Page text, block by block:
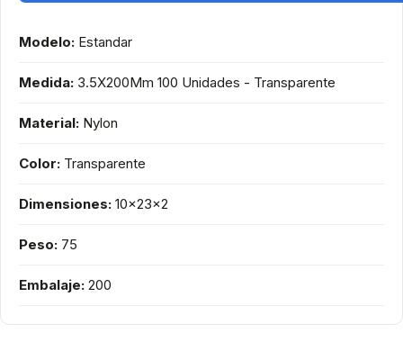
Modelo: Estandar
Medida: 3.5X200Mm 100 Unidades - Transparente
Material: Nylon
Color: Transparente
Dimensiones: 10x23x2
Peso: 75
Embalaje: 200